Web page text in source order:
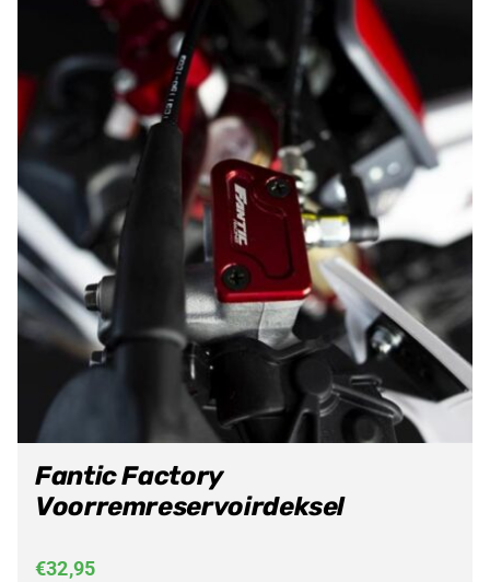
Fantic Factory
Voorremreservoirdeksel
€32,95